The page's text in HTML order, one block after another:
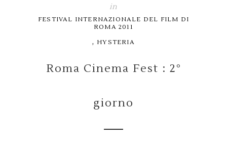
in
FESTIVAL INTERNAZIONALE DEL FILM DI
ROMA 2011
, HYSTERIA
Roma Cinema Fest : 2°
giorno